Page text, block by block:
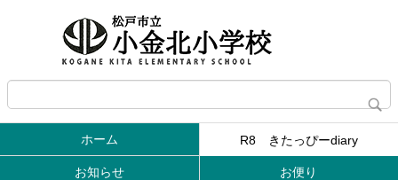
ホーム R8 きたっぴーdiary
お知らせ お便り